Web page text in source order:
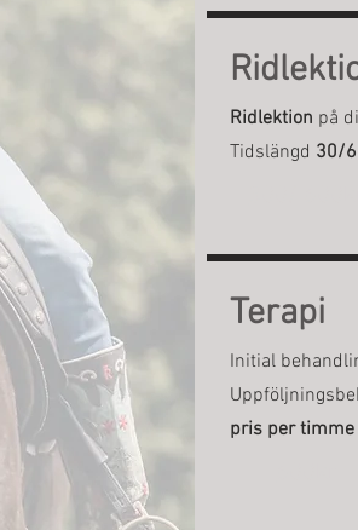
Ridlektion på
Tidslängd 30/
Terapi
Initial
pris per timme